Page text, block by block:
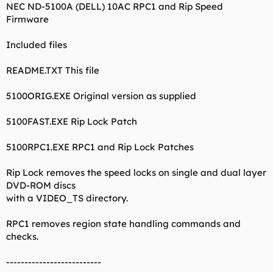
NEC ND-5100A (DELL) 10AC RPC1 and Rip Speed
Firmware
Included files
README.TXT This file
5100ORIG.EXE Original version as supplied
5100FAST.EXE Rip Lock Patch
5100RPC1.EXE RPC1 and Rip Lock Patches
Rip Lock removes the speed locks on single and dual layer
DVD-ROM discs
with a VIDEO_TS directory.
RPC1 removes region state handling commands and
checks.
--------------------------